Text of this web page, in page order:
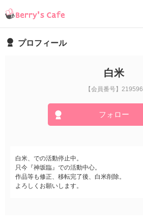
プロフィール
白米
【会員番号】219596
フォロー
白米、での活動停止中。
只今『神坂臨』での活動中心。
作品等も修正、移転完了後、白米削除。
よろしくお願いします。